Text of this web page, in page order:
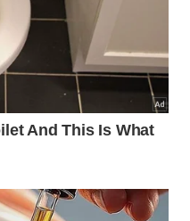
sobre a pasta se
encravada;
água com rodelas de
e seque imediatamente
manchas.
uma cozinha
de esforço?